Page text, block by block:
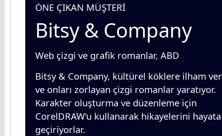
ÖNE ÇIKAN MÜŞTERİ
Bitsy & Company
Web çizgi ve grafik romanlar, ABD
Bitsy & Company, kültürel köklere ilham
ve onları zorlayan çizgi romanlar yaratıyor.
Karakter oluşturma ve düzenleme için
CorelDRAW'u kullanarak hikayelerini hayata
geçiriyorlar.